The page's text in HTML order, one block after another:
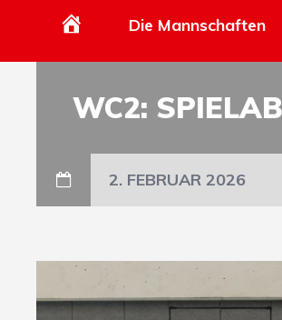
HomepageDie Mannschaften
WC2:
2. FEBRUAR 2026